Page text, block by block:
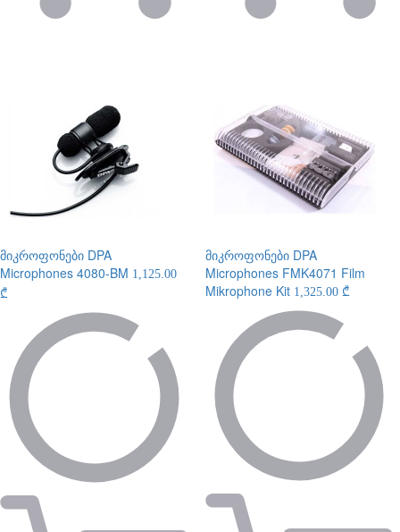
მიკროფონები DPA
Microphones 4080-BM 1,125.00
₾
მიკროფონები DPA
Microphones FMK4071 Film
Mikrophone Kit 1,325.00 ₾